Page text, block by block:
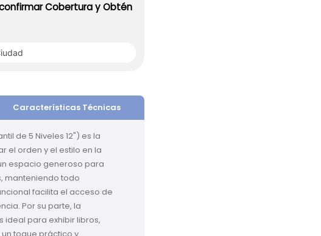
Cobertura y Obtén
Características Técnicas
de 5 Niveles 12") es la
el orden y el estilo en la
espacio generoso para
manteniendo todo
facilita el acceso de
Por su parte, la
ideal para exhibir libros,